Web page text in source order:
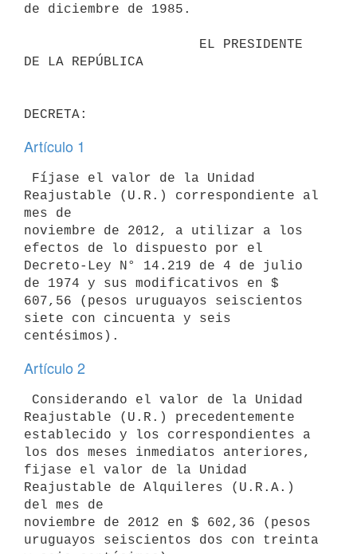
de diciembre de 1985.
DE LA REPÚBLICA
Artículo 1
Reajustable (U.R.) correspondiente al
mes de
noviembre de 2012, a utilizar a los
efectos de lo dispuesto por el
Decreto-Ley N° 14.219 de 4 de julio
de 1974 y sus modificativos en $
607,56 (pesos uruguayos seiscientos
siete con cincuenta y seis
Artículo 2
Reajustable (U.R.) precedentemente
establecido y los correspondientes a
los dos meses inmediatos anteriores,
fijase el valor de la Unidad
Reajustable de Alquileres (U.R.A.)
del mes de
noviembre de 2012 en $ 602,36 (pesos
uruguayos seiscientos dos con treinta